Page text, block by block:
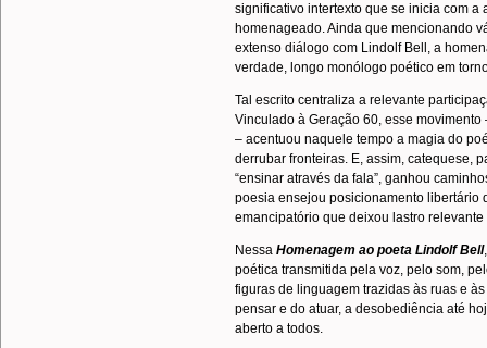
significativo intertexto que se inicia com
homenageado. Ainda que mencionando
extenso diálogo com Lindolf Bell, a
verdade, longo monólogo poético em
Tal escrito centraliza a relevante
Vinculado à Geração 60, esse
– acentuou naquele tempo a magia do
derrubar fronteiras. E, assim, catequese,
“ensinar através da fala”, ganhou
poesia ensejou posicionamento libertário
emancipatório que deixou lastro
Nessa Homenagem ao poeta Lindolf Bell
poética transmitida pela voz, pelo som,
figuras de linguagem trazidas às ruas e
pensar e do atuar, a desobediência até
aberto a todos.